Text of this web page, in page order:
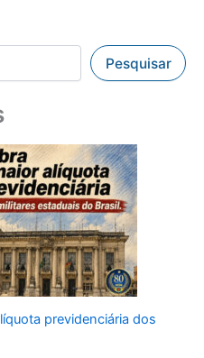
Pesquisar
previdenciária dos